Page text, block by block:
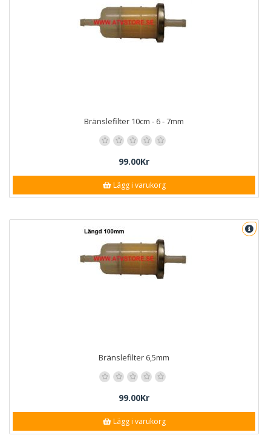
Bränslefilter 10cm - 6 - 7mm
99.00Kr
Lägg i varukorg
Bränslefilter 6,5mm
99.00Kr
Lägg i varukorg